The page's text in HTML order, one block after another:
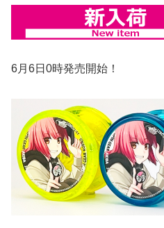
6月6日0時発売開始！